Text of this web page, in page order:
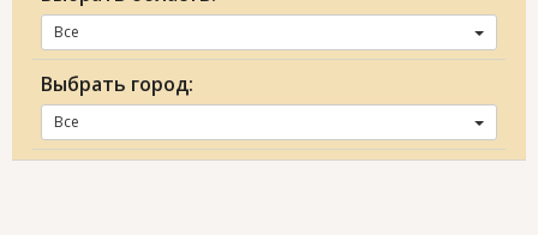
Все
Выбрать город:
Все